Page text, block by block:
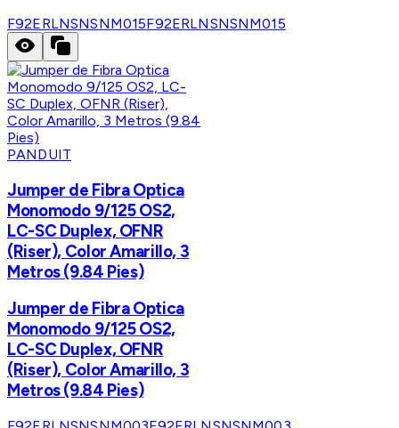
F92ERLNSNSNM015F92ERLNSNSNM015
PANDUIT
Jumper de Fibra Optica
Monomodo 9/125 OS2,
LC-SC Duplex, OFNR
(Riser), Color Amarillo, 3
Metros (9.84 Pies)
Jumper de Fibra Optica
Monomodo 9/125 OS2,
LC-SC Duplex, OFNR
(Riser), Color Amarillo, 3
Metros (9.84 Pies)